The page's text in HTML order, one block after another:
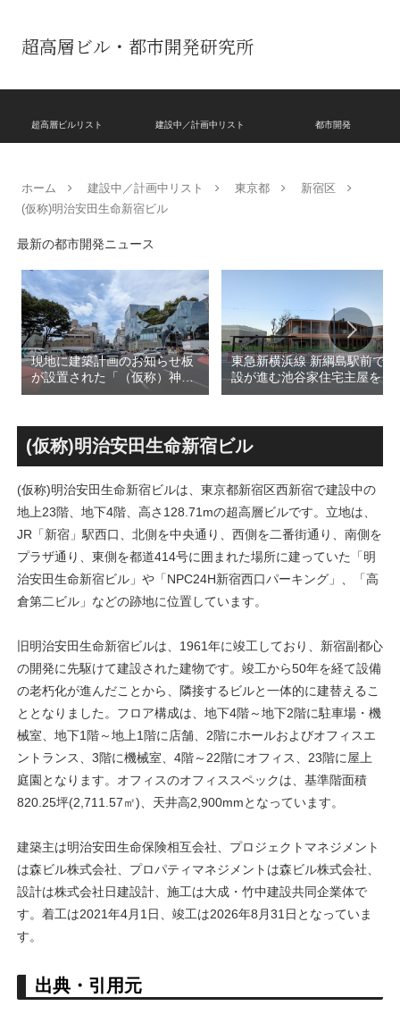
超高層ビル・都市開発研究所
超高層ビルリスト 建設中／計画中リスト 都市開発
ホーム 建設中／計画中リスト 東京都
新宿区
(仮称)明治安田生命新宿ビル
最新の都市開発ニュース
現地に建築計画のお知らせ板
が設置された「（仮称）神宮
前六丁目八角館建替計
SANAA設計で神宮前交差点に
新たな商業施設誕生へ！！
東急新横浜線 新綱島駅前で建
設が進む池谷家住宅主屋を活
用した「新綱島MICCA」！！
による新たな駅前拠点が2026
年秋誕生へ！！
(仮称)明治安田生命新宿ビル
(仮称)明治安田生命新宿ビルは、東京都新宿区西新宿で建設中の
地上23階、地下4階、高さ128.71mの超高層ビルです。立地は、
JR「新宿」駅西口、北側を中央通り、西側を二番街通り、南側を
プラザ通り、東側を都道414号に囲まれた場所に建っていた「明
治安田生命新宿ビル」や「NPC24H新宿西口パーキング」、「高
倉第二ビル」などの跡地に位置しています。
旧明治安田生命新宿ビルは、1961年に竣工しており、新宿副都心
の開発に先駆けて建設された建物です。竣工から50年を経て設備
の老朽化が進んだことから、隣接するビルと一体的に建替えるこ
ととなりました。フロア構成は、地下4階～地下2階に駐車場・機
械室、地下1階～地上1階に店舗、2階にホールおよびオフィスエ
ントランス、3階に機械室、4階～22階にオフィス、23階に屋上
庭園となります。オフィスのオフィススペックは、基準階面積
820.25坪(2,711.57㎡)、天井高2,900mmとなっています。
建築主は明治安田生命保険相互会社、プロジェクトマネジメント
は森ビル株式会社、プロパティマネジメントは森ビル株式会社、
設計は株式会社日建設計、施工は大成・竹中建設共同企業体で
す。着工は2021年4月1日、竣工は2026年8月31日となっていま
す。
出典・引用元